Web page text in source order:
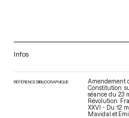
Infos
RÉFÉRENCE BIBLIOGRAPHIQUE
Amendement
Constitution
séance du 23
Révolution
XXVI - Du 12
Mavidal et